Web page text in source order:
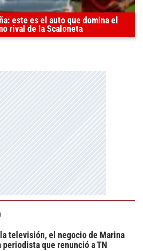
este es el auto que domina el
rival de la Scaloneta
televisión, el negocio de Marina
periodista que renunció a TN